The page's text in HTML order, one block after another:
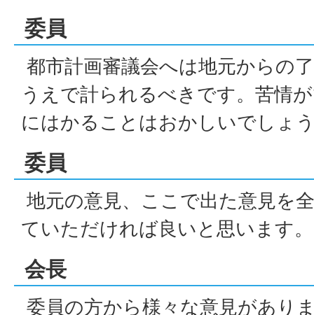
委員
都市計画審議会へは地元からの
うえで計られるべきです。苦情
にはかることはおかしいでしょ
委員
地元の意見、ここで出た意見を
ていただければ良いと思います。
会長
委員の方から様々な意見があり